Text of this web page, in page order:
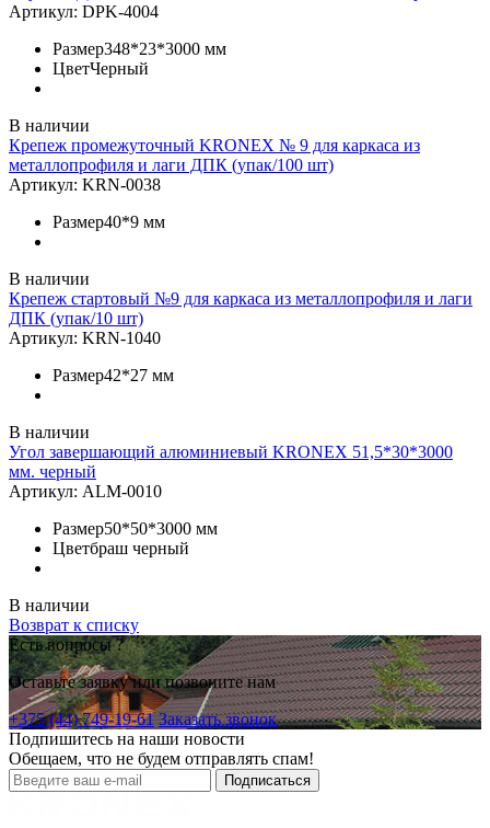
Артикул: DPK-4004
Размер348*23*3000 мм
ЦветЧерный
В наличии
Крепеж промежуточный KRONEX № 9 для каркаса из
металлопрофиля и лаги ДПК (упак/100 шт)
Артикул: KRN-0038
Размер40*9 мм
В наличии
Крепеж стартовый №9 для каркаса из металлопрофиля и лаги
ДПК (упак/10 шт)
Артикул: KRN-1040
Размер42*27 мм
В наличии
Угол завершающий алюминиевый KRONEX 51,5*30*3000
мм. черный
Артикул: ALM-0010
Размер50*50*3000 мм
Цветбраш черный
В наличии
Возврат к списку
Есть вопросы ?
Оставьте заявку или позвоните нам
+375 (44) 749-19-61 Заказать звонок
Подпишитесь на наши новости
Обещаем, что не будем отправлять спам!